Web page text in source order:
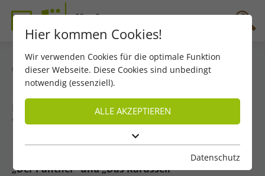
zurück
Lyrik – November 2025
von Helmut Voit
Im Park mit Rilke
„Der Panther“ und „Das Karussell“
Hier kommen Cookies!
Wir verwenden Cookies für die optimale Funktion
dieser Webseite. Diese Cookies sind unbedingt
notwendig (essenziell).
ALLE AKZEPTIEREN
Datenschutz